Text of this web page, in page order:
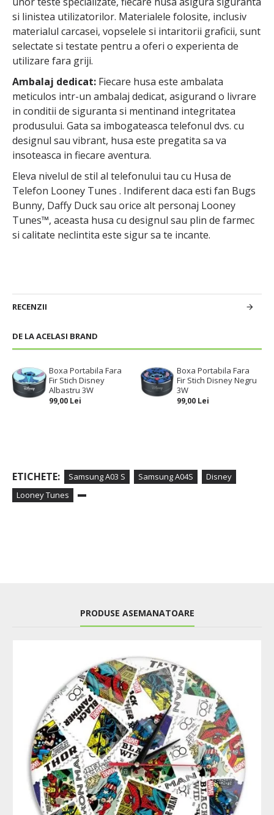
DE LA ACELASI BRAND
Boxa Portabila Fara
Fir Stich Disney
Albastru 3W
99,00 Lei
Boxa Portabila Fara
Fir Stich Disney Negru
3W
99,00 Lei
si linistea utilizatorilor. Materialele folosite, inclusiv
materialul carcasei, vopselele si intaritorii graficii, sunt
selectate si testate pentru a oferi o experienta de
utilizare fara griji.
Ambalaj dedicat: Fiecare husa este ambalata
meticulos intr-un ambalaj dedicat, asigurand o livrare
in conditii de siguranta si mentinand integritatea
produsului. Gata sa imbogateasca telefonul dvs. cu
designul sau vibrant, husa este pregatita sa va
insoteasca in fiecare aventura.
Eleva nivelul de stil al telefonului tau cu Husa de
Telefon Looney Tunes . Indiferent daca esti fan Bugs
Bunny, Daffy Duck sau orice alt personaj Looney
Tunes™, aceasta husa cu designul sau plin de farmec
si calitate neclintita este sigur sa te incante.
RECENZII
ETICHETE: Samsung A03 S Samsung A04S
Disney
Looney Tunes
PRODUSE ASEMANATOARE